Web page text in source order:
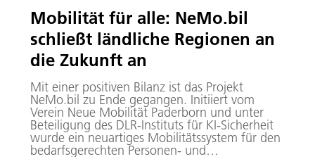
Mobilität für alle: NeMo.bil
schließt ländliche Regionen an
die Zukunft an
Mit einer positiven Bilanz ist das Projekt
NeMo.bil zu Ende gegangen. Initiiert vom
Verein Neue Mobilität Paderborn und unter
Beteiligung des DLR-Instituts für KI-Sicherheit
wurde ein neuartiges Mobilitätssystem für den
bedarfsgerechten Personen- und